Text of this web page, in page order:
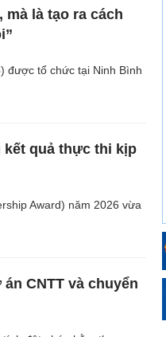
là tạo ra cách
được tổ chức tại Ninh Bình
kết quả thực thi kịp
Award) năm 2026 vừa
CNTT và chuyển